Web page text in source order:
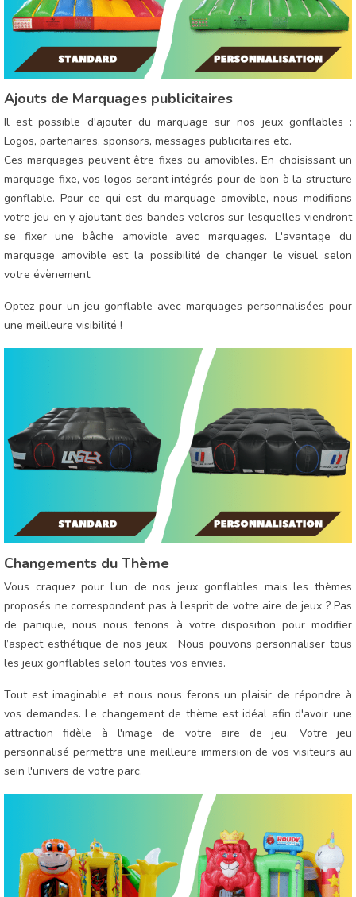
Ajouts de Marquages publicitaires
Il est possible d'ajouter du marquage sur nos jeux gonflables :
Logos, partenaires, sponsors, messages publicitaires etc.
Ces marquages peuvent être fixes ou amovibles. En choisissant un
marquage fixe, vos logos seront intégrés pour de bon à la structure
gonflable. Pour ce qui est du marquage amovible, nous modifions
votre jeu en y ajoutant des bandes velcros sur lesquelles viendront
se fixer une bâche amovible avec marquages. L'avantage du
marquage amovible est la possibilité de changer le visuel selon
votre évènement.
Optez pour un jeu gonflable avec marquages personnalisées pour
une meilleure visibilité !
Changements du Thème
Vous craquez pour l’un de nos jeux gonflables mais les thèmes
proposés ne correspondent pas à l’esprit de votre aire de jeux ? Pas
de panique, nous nous tenons à votre disposition pour modifier
l’aspect esthétique de nos jeux. Nous pouvons personnaliser tous
les jeux gonflables selon toutes vos envies.
Tout est imaginable et nous nous ferons un plaisir de répondre à
vos demandes. Le changement de thème est idéal afin d'avoir une
attraction fidèle à l'image de votre aire de jeu. Votre jeu
personnalisé permettra une meilleure immersion de vos visiteurs au
sein l'univers de votre parc.